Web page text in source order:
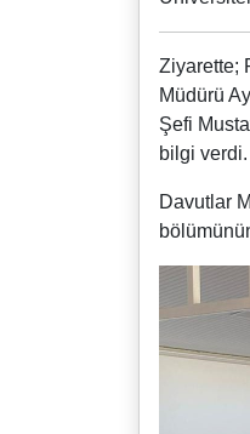
Ziyarette;
Müdürü
Şefi
bilgi verdi.
Davutlar